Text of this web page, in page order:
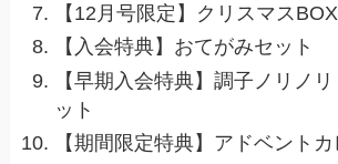
【12月号限定】クリスマスBOX
【入会特典】おてがみセット
【早期入会特典】調子ノリノ
ット
【期間限定特典】アドベント